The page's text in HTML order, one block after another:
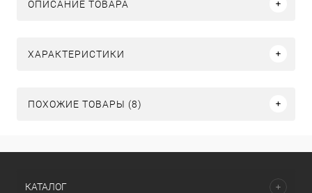
ОПИСАНИЕ ТОВАРА
ХАРАКТЕРИСТИКИ
ПОХОЖИЕ ТОВАРЫ (8)
КАТАЛОГ